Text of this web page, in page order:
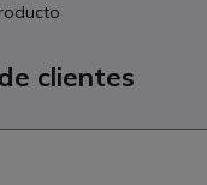
clientes